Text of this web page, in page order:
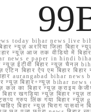
today bihar news live
न्यूज़ अररिया जिला बिहार
न्यूज़ आज तक वीडियो में
news e paper in hindi
न्यूज़ ईटीवी बिहार न्यूज़ चैनल
बिहार ऐप एम बिहार
बिहार aurangabad
न्यूज़ बिहार+न्यूज़ bihar
का बिहार न्यूज़ क्राइम
खगड़िया न्यूज़ बिहार न्यूज़
ग्रुप लिंक गया
बिहार न्यूज़ चिराग